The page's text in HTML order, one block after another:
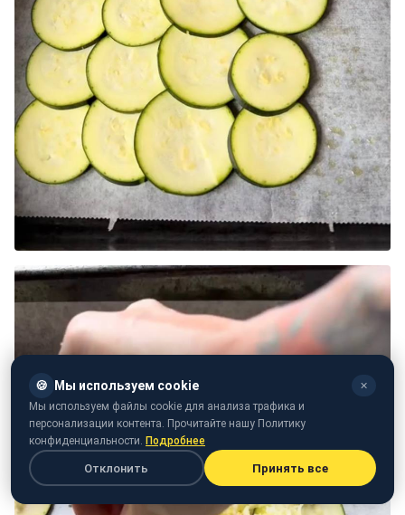
🍪 Мы используем cookie ✕
Мы используем файлы cookie для анализа трафика и
персонализации контента. Прочитайте нашу Политику
конфиденциальности. Подробнее
Отклонить Принять все